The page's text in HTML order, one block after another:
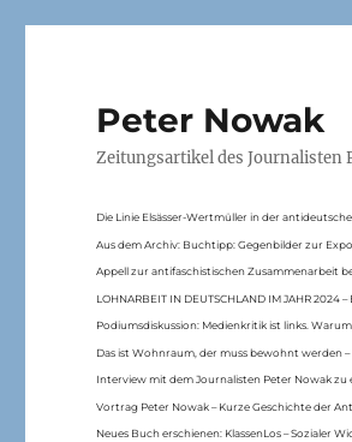
Peter Nowak
Zeitungsartikel des Journalisten
Die Linie Elsässer-Wertmüller in der
Aus dem Archiv: Buchtipp: Gegenbilder zur Expo
Appell zur antifaschistischen Zusammenarbeit
LOHNARBEIT IN DEUTSCHLAND IM JAHR
Podiumsdiskussion: Medienkritik ist links.
Das ist Wohnraum, der muss bewohnt werden
Interview mit dem Journalisten Peter Nowak zu
Vortrag Peter Nowak – Kurze Geschichte der
Neues Buch erschienen: KlassenLos – Sozialer